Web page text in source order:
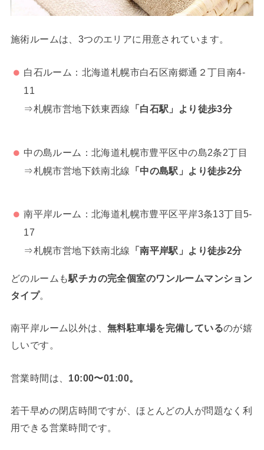
施術ルームは、3つのエリアに用意されています。
白石ルーム：北海道札幌市白石区南郷通２丁目南4-
11
⇒札幌市営地下鉄東西線 「白石駅」より徒歩3分
中の島ルーム：北海道札幌市豊平区中の島2条2丁目
⇒札幌市営地下鉄南北線 「中の島駅」より徒歩2分
南平岸ルーム：北海道札幌市豊平区平岸3条13丁目5-
17
⇒札幌市営地下鉄南北線 「南平岸駅」より徒歩2分
どのルームも駅チカの完全個室のワンルームマンション
タイプ。
南平岸ルーム以外は、無料駐車場を完備しているのが嬉
しいです。
営業時間は、 10:00〜01:00。
若干早めの閉店時間ですが、ほとんどの人が問題なく利
用できる営業時間です。